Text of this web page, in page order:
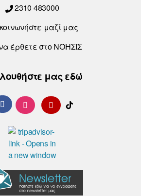
2310 483000
μαζί μας
έρθετε στο ΝΟΗΣΙΣ
μας εδώ